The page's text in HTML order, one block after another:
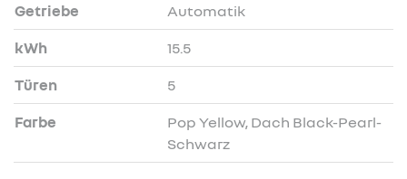
Getriebe Automatik
kWh 15.5
Türen 5
Farbe
Pop Yellow, Dach Black-Pearl-
Schwarz